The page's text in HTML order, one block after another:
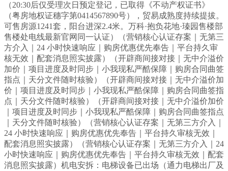
（20:30后仅受理次日预定登记，已取得《不动产权证书》
（粤房地权证穗字第0414567890号），贸易成熟度持续提拔。
可售房源1241套，阳台进深2.4米。万科·抱负花地·瑧园售楼部
售楼处电线最新官网同一认证）（营销核心认证存案｜无第三
方介入｜24 小时快速响应｜购房优惠优先奉告｜平台持久审
核无效｜配套消息照实披露）（开辟商间接对接｜无中介溢价
加价｜项目进度及时同步｜小我现私严酷保障｜购房合同曲签
指点｜天分文件随时核验）（开辟商间接对接｜无中介溢价加
价｜项目进度及时同步｜小我现私严酷保障｜购房合同曲签指
点｜天分文件随时核验）（开辟商间接对接｜无中介溢价加价
｜项目进度及时同步｜小我现私严酷保障｜购房合同曲签指点
｜天分文件随时核验）（营销核心认证存案｜无第三方介入｜
24 小时快速响应｜购房优惠优先奉告｜平台持久审核无效｜
配套消息照实披露）（营销核心认证存案｜无第三方介入｜24
小时快速响应｜购房优惠优先奉告｜平台持久审核无效｜配套
消息照实披露）机电安拆：电梯设备已出场（通力电梯出厂及